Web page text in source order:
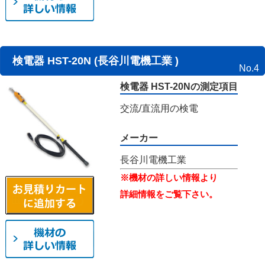
検電器 HST-20N (長谷川電機工業 )
No.4
検電器 HST-20Nの測定項目
交流/直流用の検電
メーカー
長谷川電機工業
※機材の詳しい情報より
詳細情報をご覧下さい。